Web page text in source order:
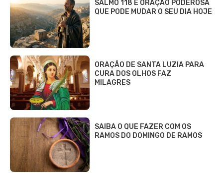
SALMO 118 É ORAÇÃO PODEROSA
QUE PODE MUDAR O SEU DIA HOJE
ORAÇÃO DE SANTA LUZIA PARA
CURA DOS OLHOS FAZ
MILAGRES
SAIBA O QUE FAZER COM OS
RAMOS DO DOMINGO DE RAMOS